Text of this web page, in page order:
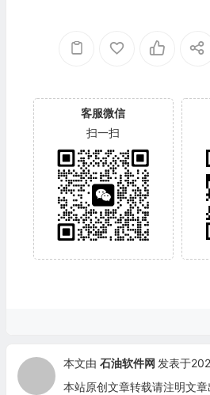
客服微信
扫一扫
本文由 石油软件网 发表于
本站原创文章转载请注明文章